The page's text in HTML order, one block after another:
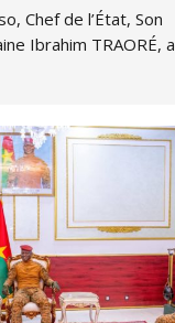
Chef de l’État, Son
Ibrahim TRAORÉ, a